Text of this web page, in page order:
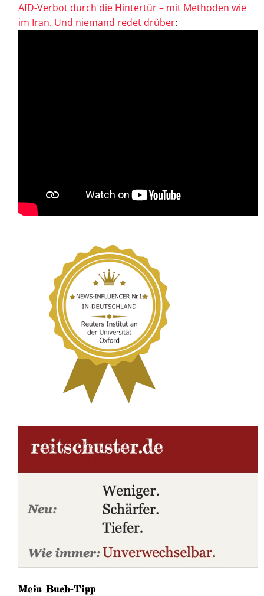
AfD-Verbot durch die Hintertür – mit Methoden wie
im Iran. Und niemand redet drüber:
Mein Buch-Tipp